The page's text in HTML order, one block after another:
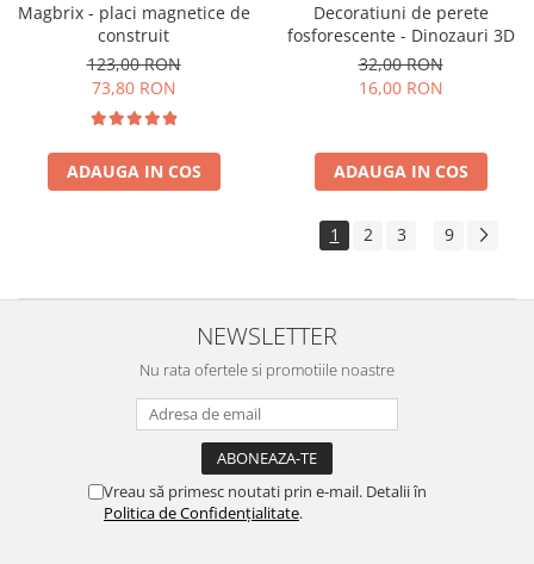
Magbrix - placi magnetice de
construit
123,00 RON
73,80 RON
ADAUGA IN COS
Decoratiuni de perete
fosforescente - Dinozauri 3D
32,00 RON
16,00 RON
ADAUGA IN COS
1 2 3 9
NEWSLETTER
Nu rata ofertele si promotiile noastre
Vreau să primesc noutati prin e-mail. Detalii în
Politica de Confidențialitate.